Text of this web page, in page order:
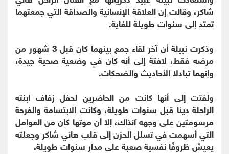
شاكر، وقالت إن العلاقة الإنسانية والصداقة التي جمعتهما
تمتد إلى سنوات طويلة للغاية.
وذكرت نبيلة أن آخر لقاء جمع بينهما كان قبل 3 شهور من
مرضه فقط، لافتة إلى أنه كان في وضعية صحية جيدة،
وإنهما تبادلا الأحاديث والضحكات.
ولفتت إلى أنها كانت من الحاضرين لحفل زفاف ابنته
الراحلة دينا قبل سنوات طويلة، وكانت الابتسامة والفرحة
مرسومتين على وجهه آنذاك، إلا أن موتها كان من العوامل
التي أسهمت في تسلل الحزن إلى قلب هاني شاكر وجعلته
يعيش ظروفًا نفسية صعبة على مدار سنوات طويلة.